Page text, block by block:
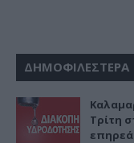
ΔΗΜΟΦΙΛΕΣΤΕΡΑ
Τρίτη